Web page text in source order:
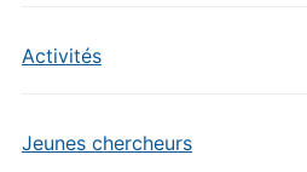
Activités
Jeunes chercheurs